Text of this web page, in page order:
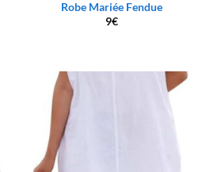
Robe Mariée Fendue
9€